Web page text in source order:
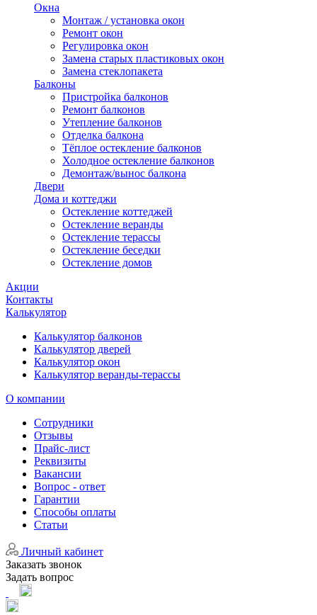
Окна
Монтаж / установка окон
Ремонт окон
Регулировка окон
Замена старых пластиковых окон
Замена стеклопакета
Балконы
Пристройка балконов
Ремонт балконов
Утепление балконов
Отделка балкона
Тёплое остекление балконов
Холодное остекление балконов
Демонтаж/вынос балкона
Двери
Дома и коттеджи
Остекление коттеджей
Остекление веранды
Остекление терассы
Остекление беседки
Остекление домов
Акции
Контакты
Калькулятор
Калькулятор балконов
Калькулятор дверей
Калькулятор окон
Калькулятор веранды-терассы
О компании
Сотрудники
Отзывы
Прайс-лист
Реквизиты
Вакансии
Вопрос - ответ
Гарантии
Способы оплаты
Статьи
Личный кабинет
Заказать звонок
Задать вопрос